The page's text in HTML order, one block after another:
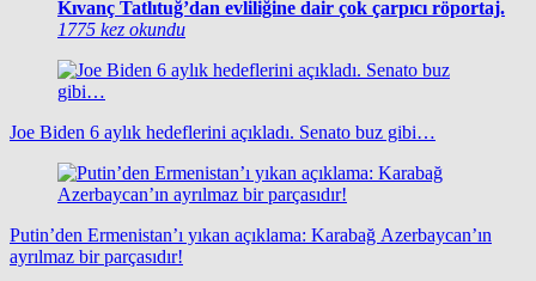
Kıvanç Tatlıtuğ’dan evliliğine dair çok çarpıcı röportaj.
1775 kez okundu
Joe Biden 6 aylık hedeflerini açıkladı. Senato buz gibi…
Putin’den Ermenistan’ı yıkan açıklama: Karabağ Azerbaycan’ın
ayrılmaz bir parçasıdır!